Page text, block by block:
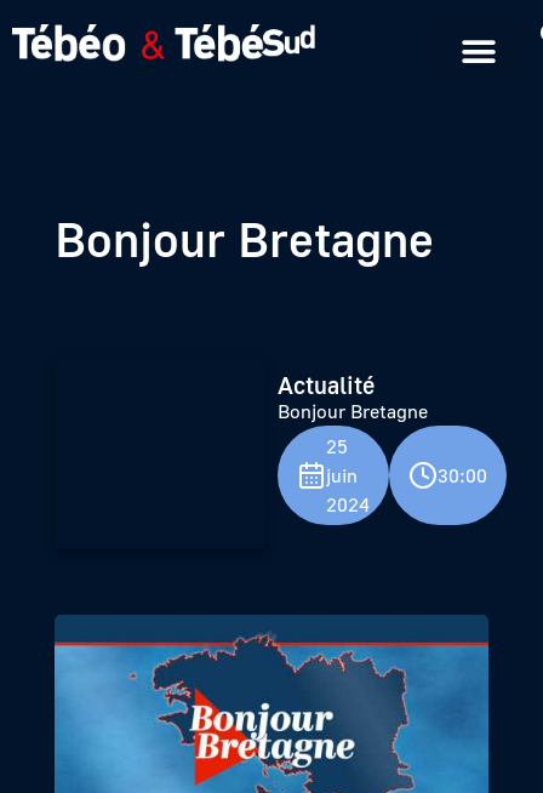
Bonjour Bretagne
Actualité
Bonjour Bretagne
25
juin
2024
30:00